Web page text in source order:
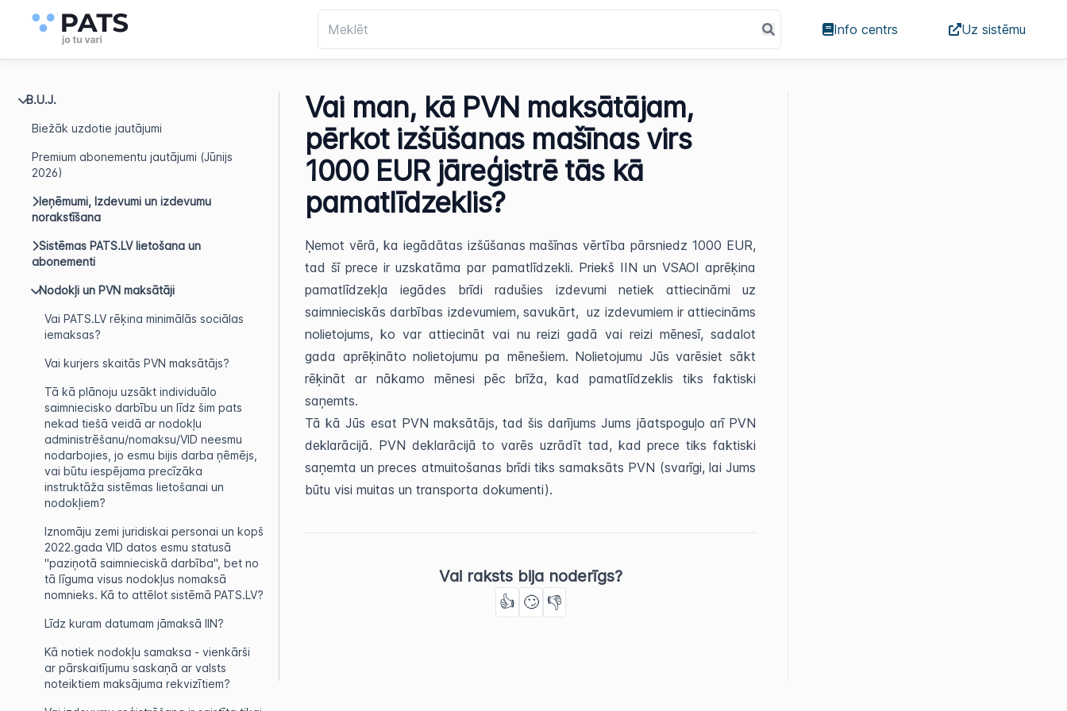
Info centrs Uz sistēmu
B.U.J.
Biežāk uzdotie jautājumi
Premium abonementu jautājumi (Jūnijs
2026)
Ieņēmumi, Izdevumi un izdevumu
norakstīšana
Sistēmas PATS.LV lietošana un
abonementi
Nodokļi un PVN maksātāji
Vai PATS.LV rēķina minimālās sociālas
iemaksas?
Vai kurjers skaitās PVN maksātājs?
Tā kā plānoju uzsākt individuālo
saimniecisko darbību un līdz šim pats
nekad tiešā veidā ar nodokļu
administrēšanu/nomaksu/VID neesmu
nodarbojies, jo esmu bijis darba ņēmējs,
vai būtu iespējama precīzāka
instruktāža sistēmas lietošanai un
nodokļiem?
Iznomāju zemi juridiskai personai un kopš
2022.gada VID datos esmu statusā
"paziņotā saimnieciskā darbība", bet no
tā līguma visus nodokļus nomaksā
nomnieks. Kā to attēlot sistēmā PATS.LV?
Līdz kuram datumam jāmaksā IIN?
Kā notiek nodokļu samaksa - vienkārši
ar pārskaitījumu saskaņā ar valsts
noteiktiem maksājuma rekvizītiem?
Vai man, kā PVN maksātājam,
pērkot izšūšanas mašīnas virs
1000 EUR jāreģistrē tās kā
pamatlīdzeklis?
Ņemot vērā, ka iegādātas izšūšanas mašīnas vērtība pārsniedz 1000 EUR,
tad šī prece ir uzskatāma par pamatlīdzekli. Priekš IIN un VSAOI aprēķina
pamatlīdzekļa iegādes brīdi radušies izdevumi netiek attiecināmi uz
saimnieciskās darbības izdevumiem, savukārt, uz izdevumiem ir attiecināms
nolietojums, ko var attiecināt vai nu reizi gadā vai reizi mēnesī, sadalot
gada aprēķināto nolietojumu pa mēnešiem. Nolietojumu Jūs varēsiet sākt
rēķināt ar nākamo mēnesi pēc brīža, kad pamatlīdzeklis tiks faktiski
saņemts.
Tā kā Jūs esat PVN maksātājs, tad šis darījums Jums jāatspoguļo arī PVN
deklarācijā. PVN deklarācijā to varēs uzrādīt tad, kad prece tiks faktiski
saņemta un preces atmuitošanas brīdi tiks samaksāts PVN (svarīgi, lai Jums
būtu visi muitas un transporta dokumenti).
Vai raksts bija noderīgs?
👍 🙄 👎